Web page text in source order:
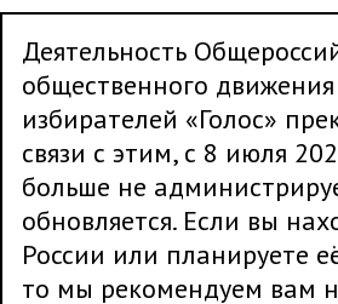
Деятельность
общественного
избирателей «Голос»
связи с этим, с 8 июля
больше не
обновляется. Если вы
России или планируете
то мы рекомендуем вам